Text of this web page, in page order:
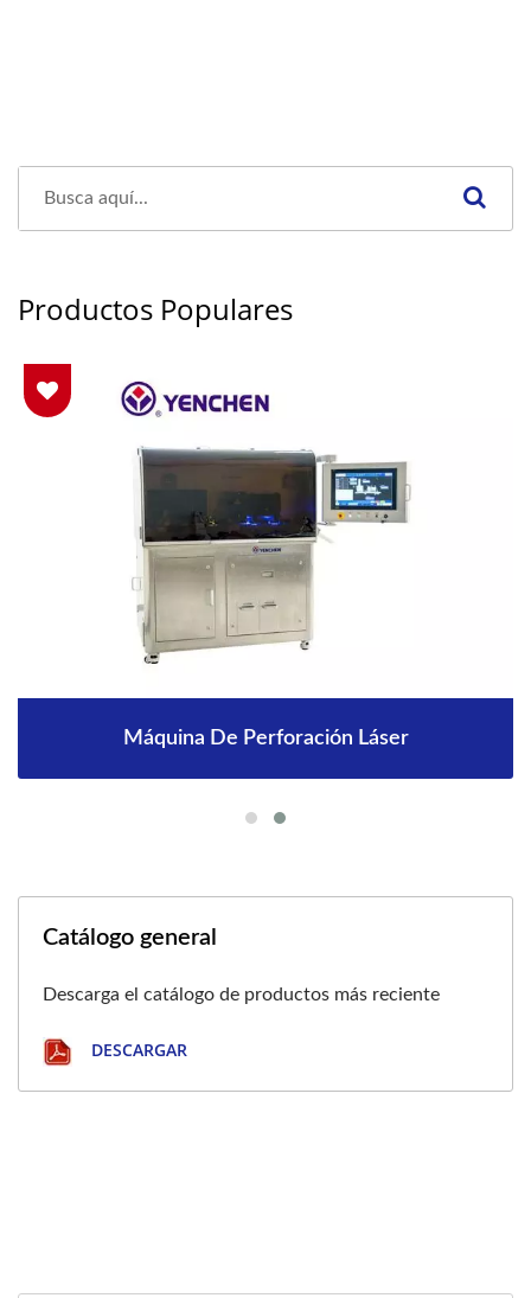
Productos Populares
Máquina De Perforación Láser
Catálogo general
Descarga el catálogo de productos más reciente
DESCARGAR